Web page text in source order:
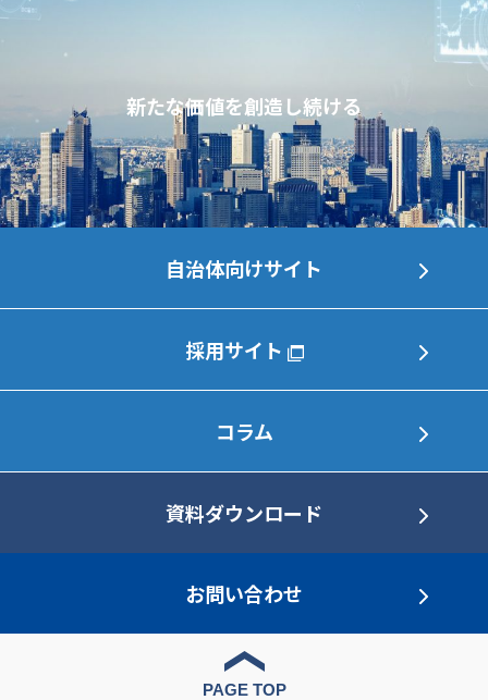
新たな価値を創造し続ける
自治体向けサイト
採用サイト
コラム
資料ダウンロード
お問い合わせ
PAGE TOP